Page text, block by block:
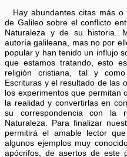
Hay abundantes citas más
de Galileo sobre el conflicto
Naturaleza y de su historia.
autoría galileana, mas no por
popular y han tenido un influjo
que estamos tratando, esto
religión cristiana, tal y
Escrituras y el resultado de las
los experimentos que permitan
la realidad y convertirlas en
su correspondencia con la
Naturaleza. Para finalizar
permitirá el amable lector
algunos ejemplos muy
apócrifos, de asertos de este